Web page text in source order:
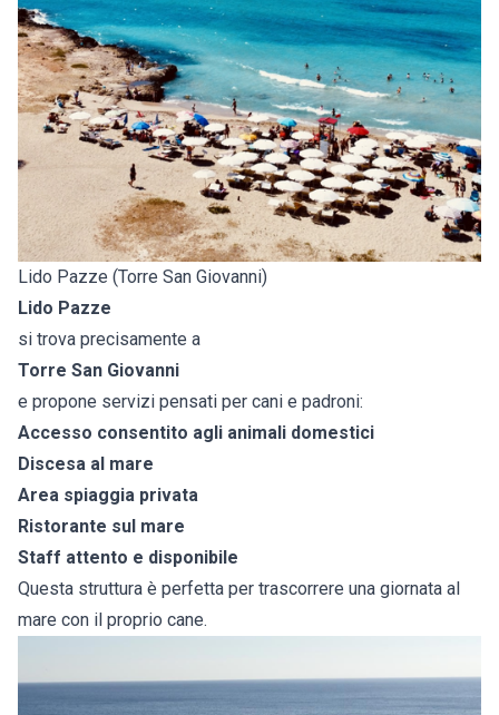
Lido Pazze (Torre San Giovanni)
Lido Pazze
si trova precisamente a
Torre San Giovanni
e propone servizi pensati per cani e padroni:
Accesso consentito agli animali domestici
Discesa al mare
Area spiaggia privata
Ristorante sul mare
Staff attento e disponibile
Questa struttura è perfetta per trascorrere una giornata al
mare con il proprio cane.